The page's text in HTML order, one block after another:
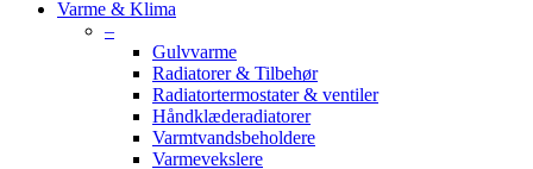
Varme & Klima
–
Gulvvarme
Radiatorer & Tilbehør
Radiatortermostater & ventiler
Håndklæderadiatorer
Varmtvandsbeholdere
Varmevekslere